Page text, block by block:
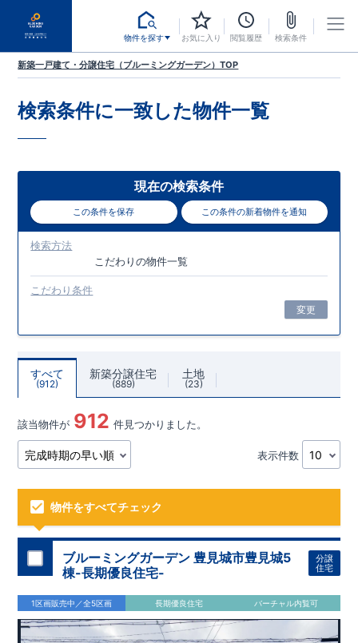
物件を探す お気に入り 閲覧履歴 検索条件
新築一戸建て・分譲住宅（ブルーミングガーデン）TOP
検索条件に一致した物件一覧
現在の検索条件
この条件を保存 この条件の新着物件を通知
検索方法
こだわりの物件一覧
こだわり条件
変更
すべて
912
新築分譲住宅
889
土地
23
該当物件が 912 件見つかりました。
表示件数
物件をすべてチェック
ブルーミングガーデン 豊見城市豊見城5
棟-長期優良住宅-
分譲
住宅
1区画販売中／全5区画 長期優良住宅 バーチャル内覧可